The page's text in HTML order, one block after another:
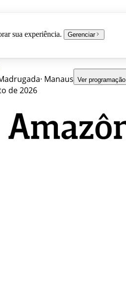
sua experiência. Gerenciar
· Manaus Ver programação
de 2026